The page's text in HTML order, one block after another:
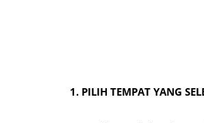
1. PILIH TEMPAT YANG